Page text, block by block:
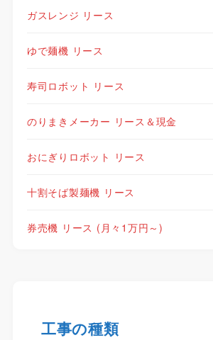
ガスレンジ リース
ゆで麺機 リース
寿司ロボット リース
のりまきメーカー リース＆現金
おにぎりロボット リース
十割そば製麺機 リース
券売機 リース (月々1万円～)
工事の種類